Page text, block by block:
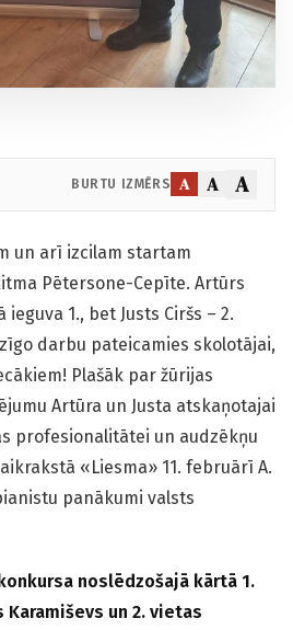
BURTU IZMĒRS A A A
un arī izcilam startam
Pētersone-Cepīte. Artūrs
1., bet Justs Ciršs – 2.
darbu pateicamies skolotājai,
Plašāk par žūrijas
Artūra un Justa atskaņotajai
profesionalitātei un audzēkņu
«Liesma» 11. februārī A.
panākumi valsts
noslēdzošajā kārtā 1.
un 2. vietas